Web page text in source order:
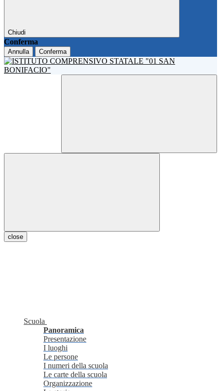
Chiudi
Conferma
Annulla Conferma
close
Scuola
Panoramica
Presentazione
I luoghi
Le persone
I numeri della scuola
Le carte della scuola
Organizzazione